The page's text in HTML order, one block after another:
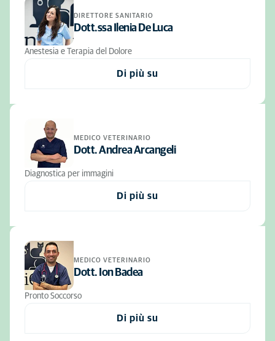
DIRETTORE SANITARIO
Dott.ssa Ilenia De Luca
Anestesia e Terapia del Dolore
Di più su
MEDICO VETERINARIO
Dott. Andrea Arcangeli
Diagnostica per immagini
Di più su
MEDICO VETERINARIO
Dott. Ion Badea
Pronto Soccorso
Di più su